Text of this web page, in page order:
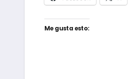
Me gusta esto: